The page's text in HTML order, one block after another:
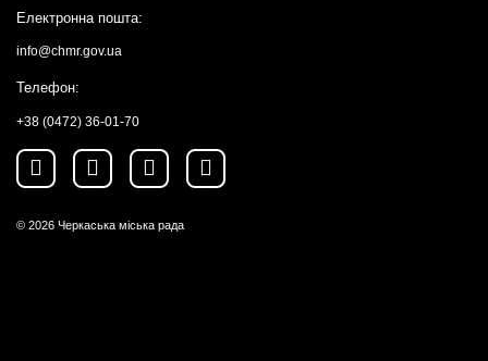
Електронна пошта:
info@chmr.gov.ua
Телефон:
+38 (0472) 36-01-70
© 2026 Черкаська міська рада